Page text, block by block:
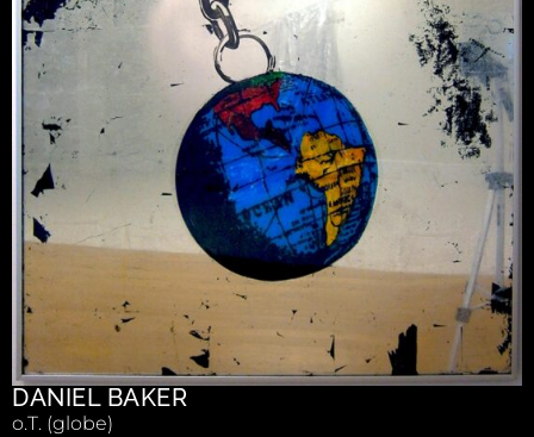
DANIEL BAKER
o.T. (globe)